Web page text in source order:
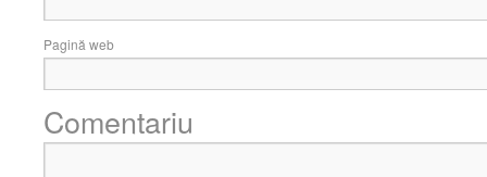
Pagină web
Comentariu